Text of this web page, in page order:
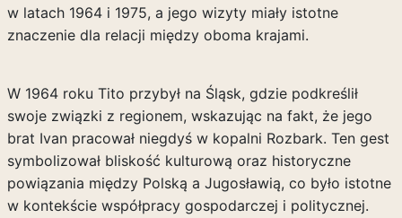
w latach 1964 i 1975, a jego wizyty miały istotne
znaczenie dla relacji między oboma krajami.
W 1964 roku Tito przybył na Śląsk, gdzie podkreślił
swoje związki z regionem, wskazując na fakt, że jego
brat Ivan pracował niegdyś w kopalni Rozbark. Ten gest
symbolizował bliskość kulturową oraz historyczne
powiązania między Polską a Jugosławią, co było istotne
w kontekście współpracy gospodarczej i politycznej.